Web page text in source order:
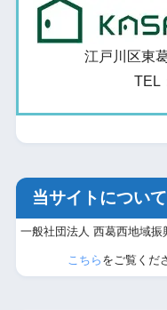
江戸川区東
TEL
当サイトについて
一般社団法人 西葛西地域
こちら をご覧くだ